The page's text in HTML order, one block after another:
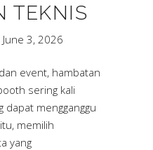
TEKNIS
June 3, 2026
event, hambatan
sering kali
dapat mengganggu
memilih
yang